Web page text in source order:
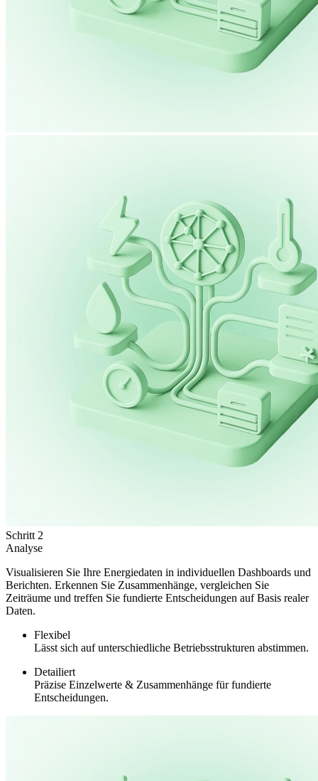
Schritt 2
Analyse
Visualisieren Sie Ihre Energiedaten in individuellen Dashboards und
Berichten. Erkennen Sie Zusammenhänge, vergleichen Sie
Zeiträume und treffen Sie fundierte Entscheidungen auf Basis realer
Daten.
Flexibel
Lässt sich auf unterschiedliche Betriebsstrukturen abstimmen.
Detailiert
Präzise Einzelwerte & Zusammenhänge für fundierte
Entscheidungen.